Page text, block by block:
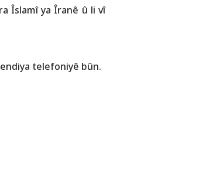
Îslamî ya Îranê û li vî
telefoniyê bûn.